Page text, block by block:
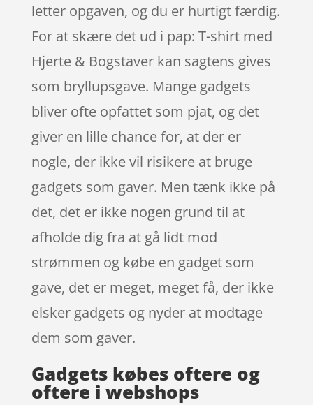
letter opgaven, og du er hurtigt færdig.
For at skære det ud i pap: T-shirt med
Hjerte & Bogstaver kan sagtens gives
som bryllupsgave. Mange gadgets
bliver ofte opfattet som pjat, og det
giver en lille chance for, at der er
nogle, der ikke vil risikere at bruge
gadgets som gaver. Men tænk ikke på
det, det er ikke nogen grund til at
afholde dig fra at gå lidt mod
strømmen og købe en gadget som
gave, det er meget, meget få, der ikke
elsker gadgets og nyder at modtage
dem som gaver.
Gadgets købes oftere og
oftere i webshops